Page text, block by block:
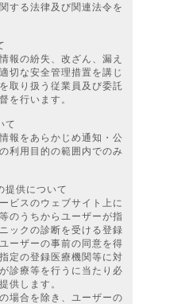
する法律及び関連法令を
報の紛失、改ざん、漏え
切な安全管理措置を講じ
取り扱う従業員及び委託
を行います。
て
報をあらかじめ通知・公
利用目的の範囲内でのみ
提供について
ビスのウェブサイト上に
のうちからユーザーが指
ックの診断を受ける登録
ーザーの事前の同意を得
定の登録医療機関等に対
診療等を行うに当たり必
供します。
場合を除き、ユーザーの